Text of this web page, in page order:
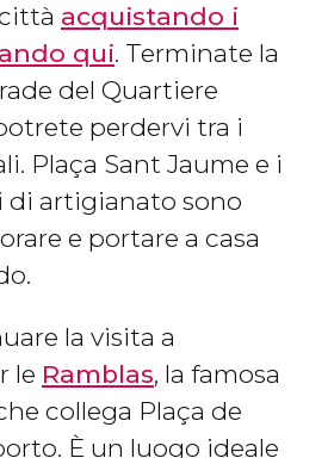
acquistando i
qui. Terminate la
del Quartiere
perdervi tra i
Plaça Sant Jaume e i
di artigianato sono
e portare a casa
la visita a
le Ramblas, la famosa
collega Plaça de
È un luogo ideale